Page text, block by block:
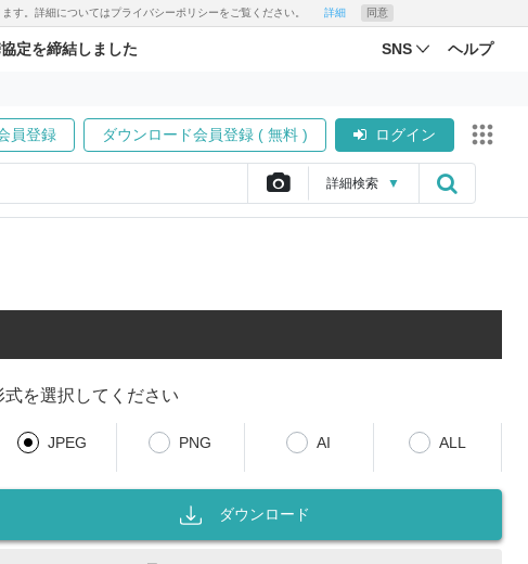
す。詳細についてはプライバシーポリシーをご覧ください。 詳細 同意
定を締結しました SNS ヘルプ
員登録 ダウンロード会員登録 ( 無料 ) ログイン
詳細検索 ▼
式を選択してください
JPEG PNG AI ALL
ダウンロード